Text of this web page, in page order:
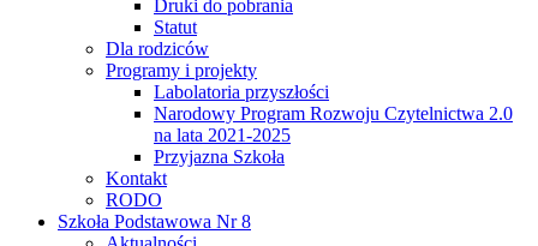
Druki do pobrania
Statut
Dla rodziców
Programy i projekty
Labolatoria przyszłości
Narodowy Program Rozwoju Czytelnictwa 2.0
na lata 2021-2025
Przyjazna Szkoła
Kontakt
RODO
Szkoła Podstawowa Nr 8